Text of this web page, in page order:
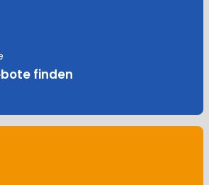
finden